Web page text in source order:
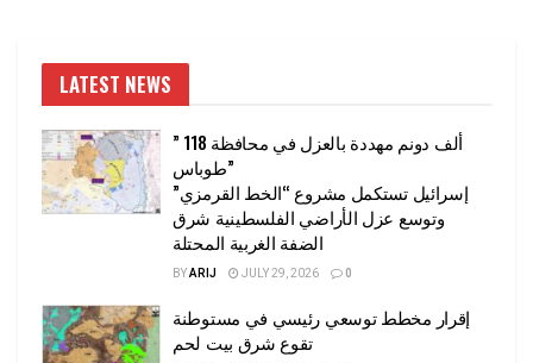
LATEST NEWS
” 118 ألف دونم مهددة بالعزل في محافظة
طوباس”
إسرائيل تستكمل مشروع “الخط القرمزي”
وتوسع عزل الأراضي الفلسطينية شرق
الضفة الغربية المحتلة
BYARIJ JULY 29, 2026 0
إقرار مخطط توسعي رئيسي في مستوطنة
تقوع شرق بيت لحم